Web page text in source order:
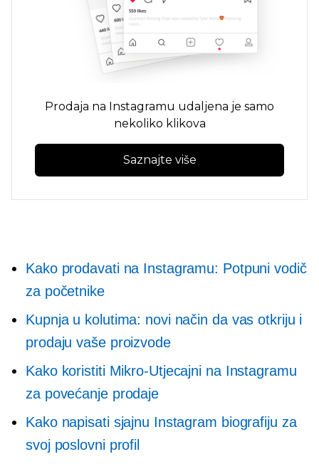
Prodaja na Instagramu udaljena je samo
nekoliko klikova
Saznajte više
Kako prodavati na Instagramu: Potpuni vodič
za početnike
Kupnja u kolutima: novi način da vas otkriju i
prodaju vaše proizvode
Kako koristiti Mikro-Utjecajni na Instagramu
za povećanje prodaje
Kako napisati sjajnu Instagram biografiju za
svoj poslovni profil